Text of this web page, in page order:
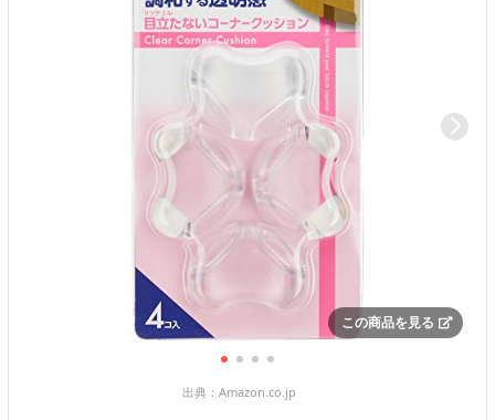
この商品を見る
出典： Amazon.co.jp